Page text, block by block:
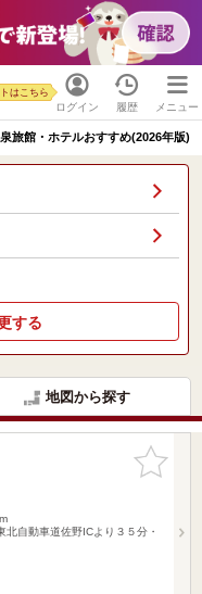
ログイン
はこちら
履歴 メニュー
旅館・ホテルおすすめ(2026年版)
する
地図から探す
お気に入
りに追加
北自動車道佐野ICより３５分・